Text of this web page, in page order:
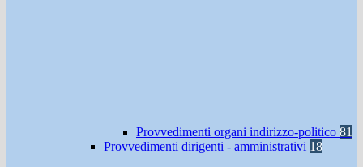
Provvedimenti organi indirizzo-politico 81
Provvedimenti dirigenti - amministrativi 18